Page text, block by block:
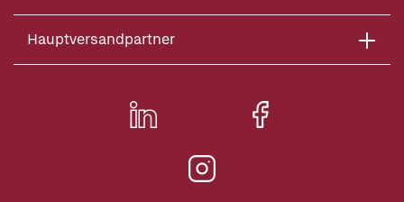
Hauptversandpartner